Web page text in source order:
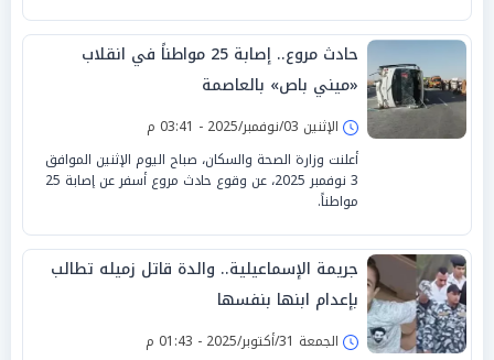
حادث مروع.. إصابة 25 مواطناً في انقلاب
«ميني باص» بالعاصمة
الإثنين 03/نوفمبر/2025 - 03:41 م
أعلنت وزارة الصحة والسكان، صباح اليوم الإثنين الموافق
3 نوفمبر 2025، عن وقوع حادث مروع أسفر عن إصابة 25
مواطناً.
جريمة الإسماعيلية.. والدة قاتل زميله تطالب
بإعدام ابنها بنفسها
الجمعة 31/أكتوبر/2025 - 01:43 م